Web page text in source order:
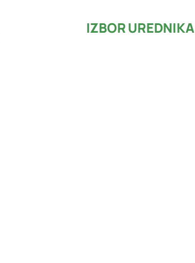
IZBOR UREDNIKA